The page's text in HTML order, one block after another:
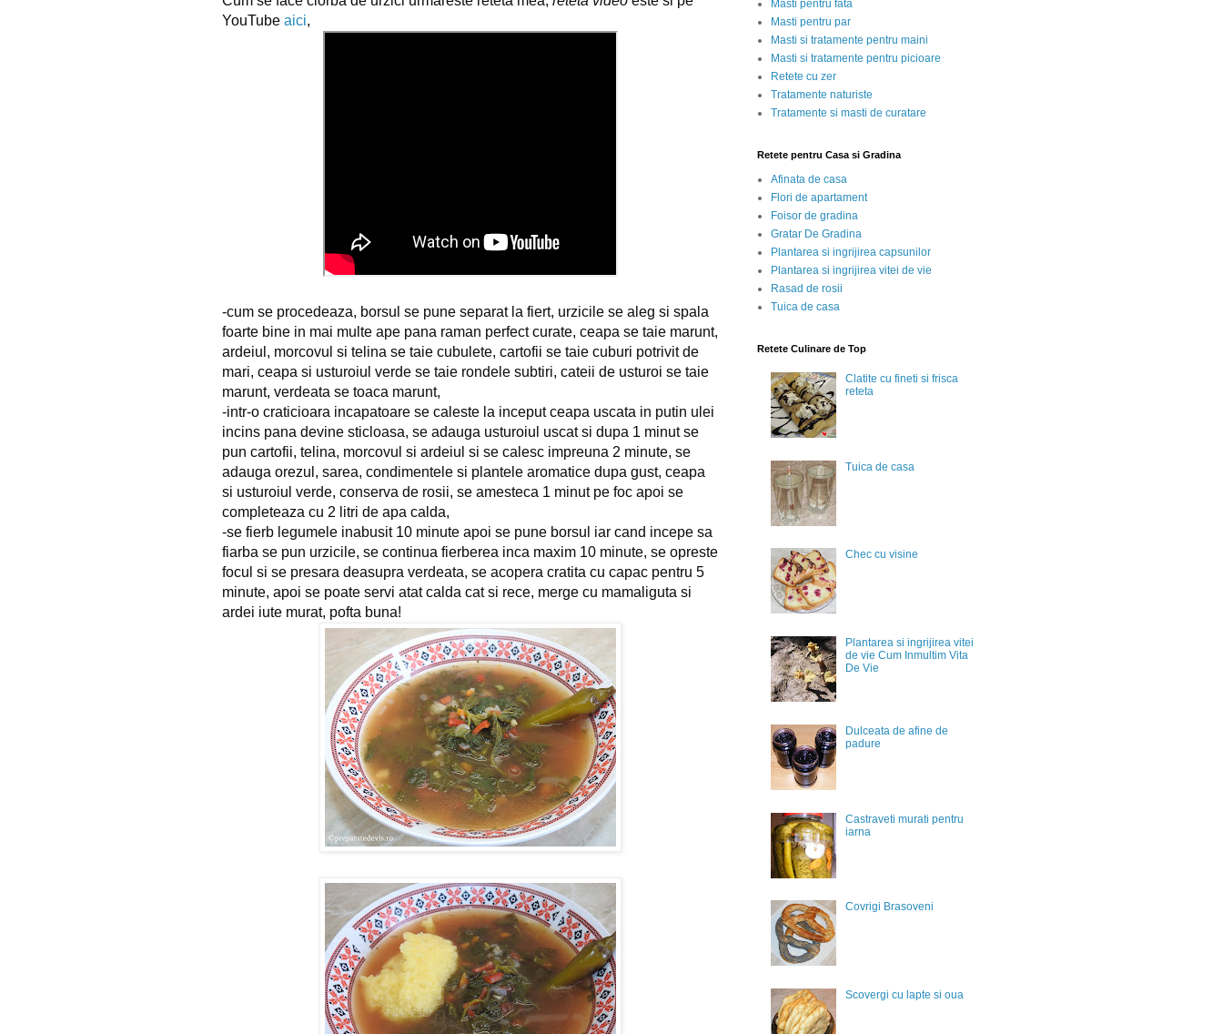
YouTube aici,
-cum se procedeaza, borsul se pune separat la fiert, urzicile se aleg si spala
foarte bine in mai multe ape pana raman perfect curate, ceapa se taie marunt,
ardeiul, morcovul si telina se taie cubulete, cartofii se taie cuburi potrivit de
mari, ceapa si usturoiul verde se taie rondele subtiri, cateii de usturoi se taie
marunt, verdeata se toaca marunt,
-intr-o craticioara incapatoare se caleste la inceput ceapa uscata in putin ulei
incins pana devine sticloasa, se adauga usturoiul uscat si dupa 1 minut se
pun cartofii, telina, morcovul si ardeiul si se calesc impreuna 2 minute, se
adauga orezul, sarea, condimentele si plantele aromatice dupa gust, ceapa
si usturoiul verde, conserva de rosii, se amesteca 1 minut pe foc apoi se
completeaza cu 2 litri de apa calda,
-se fierb legumele inabusit 10 minute apoi se pune borsul iar cand incepe sa
fiarba se pun urzicile, se continua fierberea inca maxim 10 minute, se opreste
focul si se presara deasupra verdeata, se acopera cratita cu capac pentru 5
minute, apoi se poate servi atat calda cat si rece, merge cu mamaliguta si
ardei iute murat, pofta buna!
Masti pentru fata
Masti pentru par
Masti si tratamente pentru maini
Masti si tratamente pentru picioare
Retete cu zer
Tratamente naturiste
Tratamente si masti de curatare
Retete pentru Casa si Gradina
Afinata de casa
Flori de apartament
Foisor de gradina
Gratar De Gradina
Plantarea si ingrijirea capsunilor
Plantarea si ingrijirea vitei de vie
Rasad de rosii
Tuica de casa
Retete Culinare de Top
Clatite cu fineti si frisca
reteta
Tuica de casa
Chec cu visine
Plantarea si ingrijirea vitei
de vie Cum Inmultim Vita
De Vie
Dulceata de afine de
padure
Castraveti murati pentru
iarna
Covrigi Brasoveni
Scovergi cu lapte si oua